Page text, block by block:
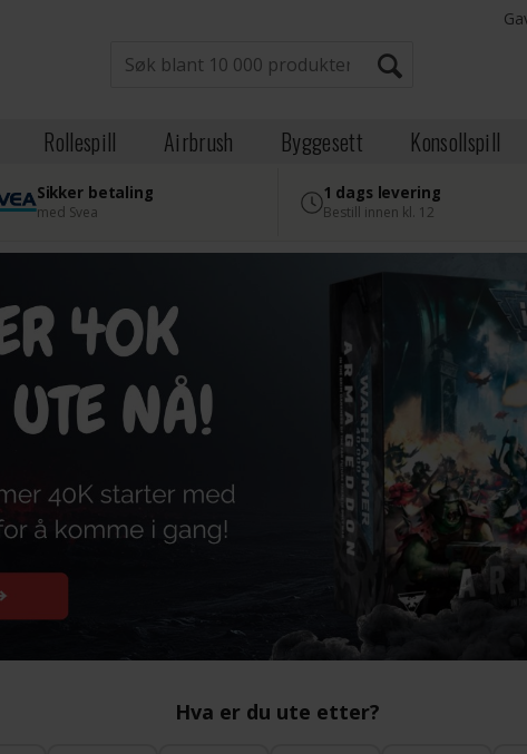
Rollespill Airbrush Byggesett Konsollspill
Sikker betaling
med Svea
1 dags levering
Bestill innen kl. 12
Hva er du ute etter?